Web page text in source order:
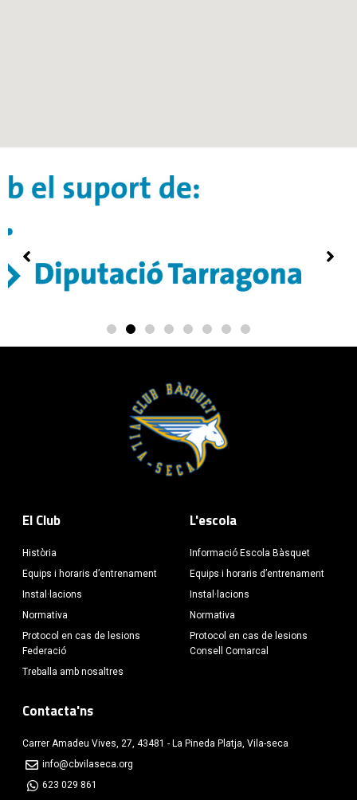
El Club
Equips i horaris d’entrenament
Instal·lacions
Protocol en cas de lesions
Treballa amb nosaltres
L'escola
Equips i horaris d’entrenament
Contacta'ns